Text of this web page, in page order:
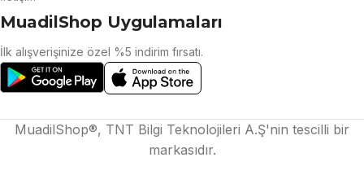
MuadilShop Uygulamaları
İlk alışverişinize özel %5 indirim fırsatı.
MuadilShop®, TNT Bilgi Teknolojileri A.Ş'nin tescilli bir
markasıdır.